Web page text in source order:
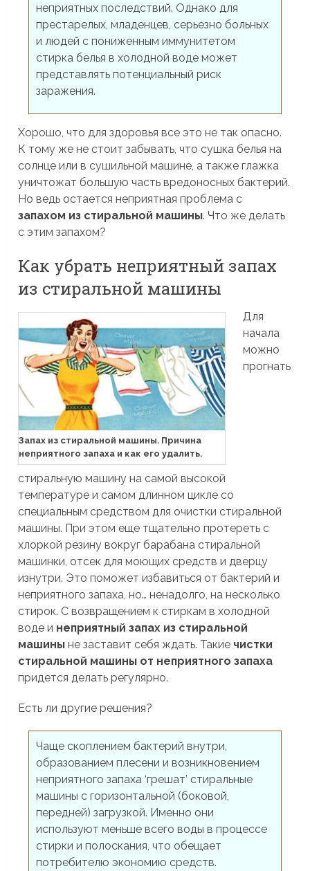
неприятных последствий. Однако для
престарелых, младенцев, серьезно больных
и людей с пониженным иммунитетом
стирка белья в холодной воде может
представлять потенциальный риск
заражения.
Хорошо, что для здоровья все это не так опасно.
К тому же не стоит забывать, что сушка белья на
солнце или в сушильной машине, а также глажка
уничтожат большую часть вредоносных бактерий.
Но ведь остается неприятная проблема с
запахом из стиральной машины. Что же делать
с этим запахом?
Как убрать неприятный запах
из стиральной машины
Запах из стиральной машины. Причина
неприятного запаха и как его удалить.
Для
начала
можно
прогнать
стиральную машину на самой высокой
температуре и самом длинном цикле со
специальным средством для очистки стиральной
машины. При этом еще тщательно протереть с
хлоркой резину вокруг барабана стиральной
машинки, отсек для моющих средств и дверцу
изнутри. Это поможет избавиться от бактерий и
неприятного запаха, но… ненадолго, на несколько
стирок. С возвращением к стиркам в холодной
воде и неприятный запах из стиральной
машины не заставит себя ждать. Такие чистки
стиральной машины от неприятного запаха
придется делать регулярно.
Есть ли другие решения?
Чаще скоплением бактерий внутри,
образованием плесени и возникновением
неприятного запаха ‘грешат’ стиральные
машины с горизонтальной (боковой,
передней) загрузкой. Именно они
используют меньше всего воды в процессе
стирки и полоскания, что обещает
потребителю экономию средств.